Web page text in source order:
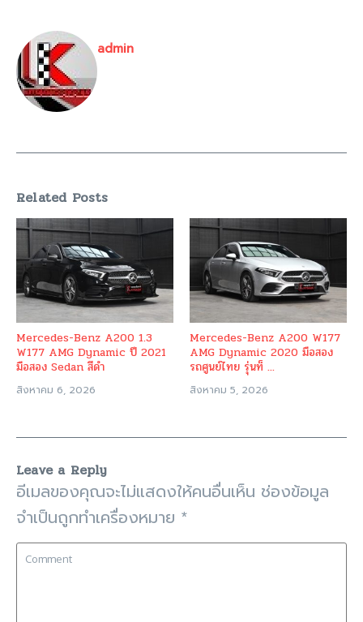
admin
Related Posts
Mercedes-Benz A200 1.3
W177 AMG Dynamic ปี 2021
มือสอง Sedan สีดำ
สิงหาคม 6, 2026
Mercedes-Benz A200 W177
AMG Dynamic 2020 มือสอง
รถศูนย์ไทย รุ่นท็ ...
สิงหาคม 5, 2026
Leave a Reply
อีเมลของคุณจะไม่แสดงให้คนอื่นเห็น ช่องข้อมูล
จำเป็นถูกทำเครื่องหมาย *